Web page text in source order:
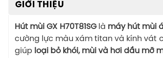
GIỚI THIỆU
Hút mùi GX H70T81SGlà máy hút mùi
cường lực màu xám titan và kính vát
giúp loại bỏ khói, mùi và hơi dầu mỡ